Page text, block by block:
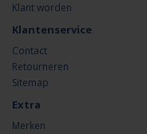
Klant worden
Klantenservice
Contact
Retourneren
Sitemap
Extra
Merken